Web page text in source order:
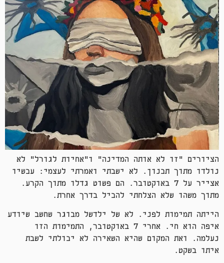
הציורים "זו לא אותה המדינה" ו"אחיות לגורל" לא
נולדו מתוך תכנון. לא ישבתי ואמרתי לעצמי: עכשיו
אצייר על 7 באוקטובר. הם פשוט גדלו מתוך הקרע.
מתוך משהו שלא הצלחתי להכיל בדרך אחרת.
הייתה תמימות לפני. לא של ילדשל מבוגר שחשב שיודע
איפה הוא חי. אחרי 7 באוקטובר, התמימות הזו
נעלמה. ואת המקום שהיא השאירה לא יכולתי לשבת
איתו בשקט.